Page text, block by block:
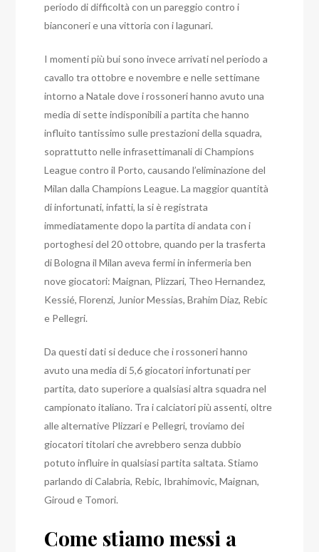
periodo di difficoltà con un pareggio contro i
bianconeri e una vittoria con i lagunari.
I momenti più bui sono invece arrivati nel periodo a
cavallo tra ottobre e novembre e nelle settimane
intorno a Natale dove i rossoneri hanno avuto una
media di sette indisponibili a partita che hanno
influito tantissimo sulle prestazioni della squadra,
soprattutto nelle infrasettimanali di Champions
League contro il Porto, causando l’eliminazione del
Milan dalla Champions League. La maggior quantità
di infortunati, infatti, la si è registrata
immediatamente dopo la partita di andata con i
portoghesi del 20 ottobre, quando per la trasferta
di Bologna il Milan aveva fermi in infermeria ben
nove giocatori: Maignan, Plizzari, Theo Hernandez,
Kessié, Florenzi, Junior Messias, Brahim Diaz, Rebic
e Pellegri.
Da questi dati si deduce che i rossoneri hanno
avuto una media di 5,6 giocatori infortunati per
partita, dato superiore a qualsiasi altra squadra nel
campionato italiano. Tra i calciatori più assenti, oltre
alle alternative Plizzari e Pellegri, troviamo dei
giocatori titolari che avrebbero senza dubbio
potuto influire in qualsiasi partita saltata. Stiamo
parlando di Calabria, Rebic, Ibrahimovic, Maignan,
Giroud e Tomori.
Come stiamo messi a